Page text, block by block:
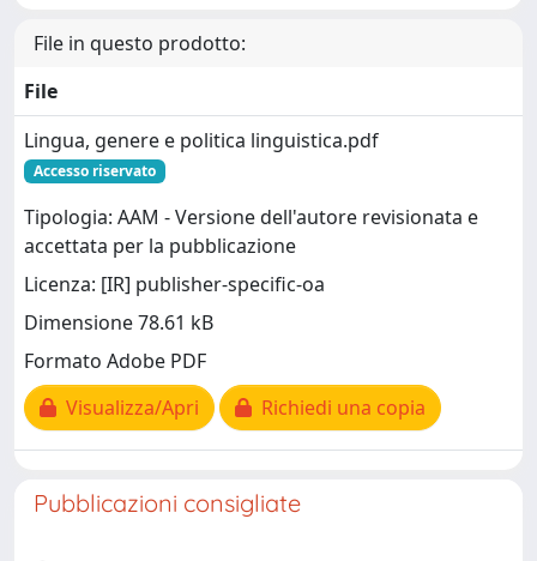
File in questo prodotto:
File
Lingua, genere e politica linguistica.pdf
Accesso riservato
Tipologia: AAM - Versione dell'autore revisionata e
accettata per la pubblicazione
Licenza: [IR] publisher-specific-oa
Dimensione 78.61 kB
Formato Adobe PDF
Visualizza/Apri
Richiedi una copia
Pubblicazioni consigliate